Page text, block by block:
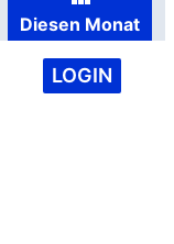
Diesen Monat
LOGIN